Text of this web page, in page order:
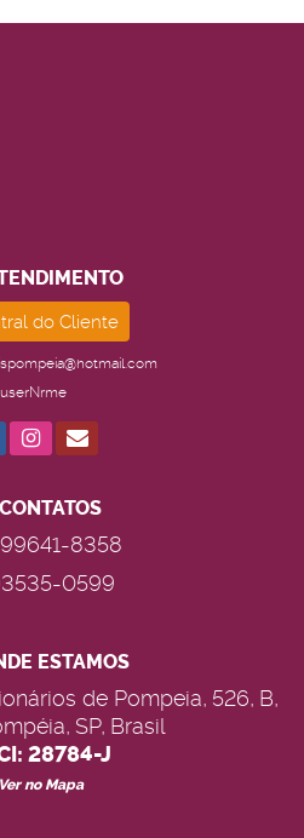
do Cliente
userNrme
99641-8358
0599
ESTAMOS
de Pompeia, 526, B,
, SP, Brasil
28784-J
no Mapa